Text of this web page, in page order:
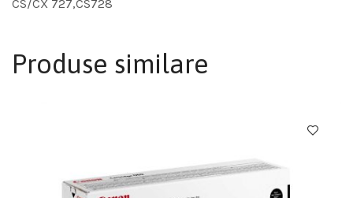
CS/CX 727,CS728
Produse similare